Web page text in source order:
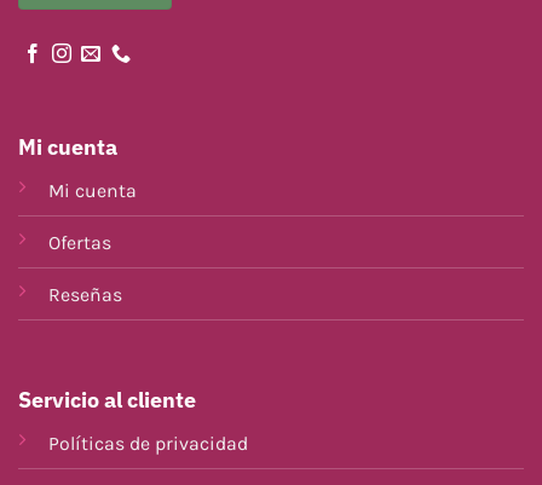
Mi cuenta
Mi cuenta
Ofertas
Reseñas
Servicio al cliente
Políticas de privacidad